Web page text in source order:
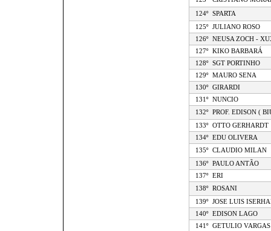
124º
SPARTA
125º
JULIANO ROSO
126º
NEUSA ZOCH -
127º
KIKO BARBARÁ
128º
SGT PORTINHO
129º
MAURO SENA
130º
GIRARDI
131º
NUNCIO
132º
PROF. EDISON (
133º
OTTO GERHARDT
134º
EDU OLIVERA
135º
CLAUDIO MILAN
136º
PAULO ANTÃO
137º
ERI
138º
ROSANI
139º
JOSE LUIS
140º
EDISON LAGO
141º
GETULIO VARGAS